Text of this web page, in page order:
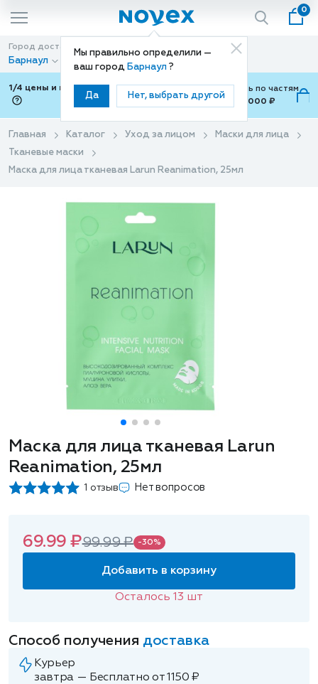
Мы правильно определили —
ваш город Барнаул ?
Да Нет, выбрать другой
0
Город доставки
Барнаул
Способ доставки
Доставка
1/4 цены и покупки ваши с Подели
Можно оплатить по частям
от 700 ₽ до 15,000 ₽
Главная Каталог Уход за лицом
Маски для лица
Тканевые маски
Маска для лица тканевая Larun Reanimation, 25мл
Маска для лица тканевая Larun
Reanimation, 25мл
1 отзыв Нет вопросов
69.99 ₽99.99 ₽ -30%
Добавить в корзину
Осталось13 шт
Способ получения доставка
Курьер
завтра — Бесплатно от 1150 ₽